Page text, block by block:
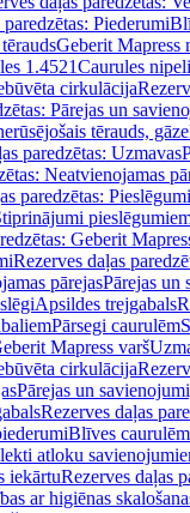
Piederumi
Geberit Mapress
1.4521Caurules
cirkulācija
Pārejas un
tērauds, gāze
paredzētas: Uzmavas
Neatvienojamas
paredzētas: Pieslēgumi
Geberit
Rezerves daļas
pārejasPārejas un
Apsildes trejgabals
Pārsegi caurulēm
Mapress varš
cirkulācija
Pārejas un
Rezerves daļas
Blīves
atloku
iekārtuRezerves daļas
ar higiēnas